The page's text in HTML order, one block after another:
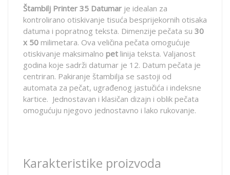
Štambilj Printer 35 Datumar je idealan za
kontrolirano otiskivanje tisuća besprijekornih otisaka
datuma i popratnog teksta. Dimenzije pečata su 30
x 50 milimetara. Ova veličina pečata omogućuje
otiskivanje maksimalno pet linija teksta. Valjanost
godina koje sadrži datumar je 12. Datum pečata je
centriran. Pakiranje štambilja se sastoji od
automata za pečat, ugrađenog jastučića i indeksne
kartice. Jednostavan i klasičan dizajn i oblik pečata
omogućuju njegovo jednostavno i lako rukovanje.
Karakteristike proizvoda